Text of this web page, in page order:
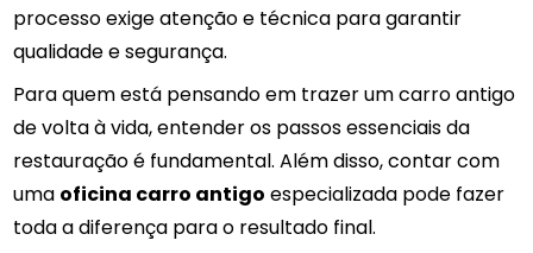
processo exige atenção e técnica para garantir
qualidade e segurança.
Para quem está pensando em trazer um carro antigo
de volta à vida, entender os passos essenciais da
restauração é fundamental. Além disso, contar com
uma oficina carro antigo especializada pode fazer
toda a diferença para o resultado final.